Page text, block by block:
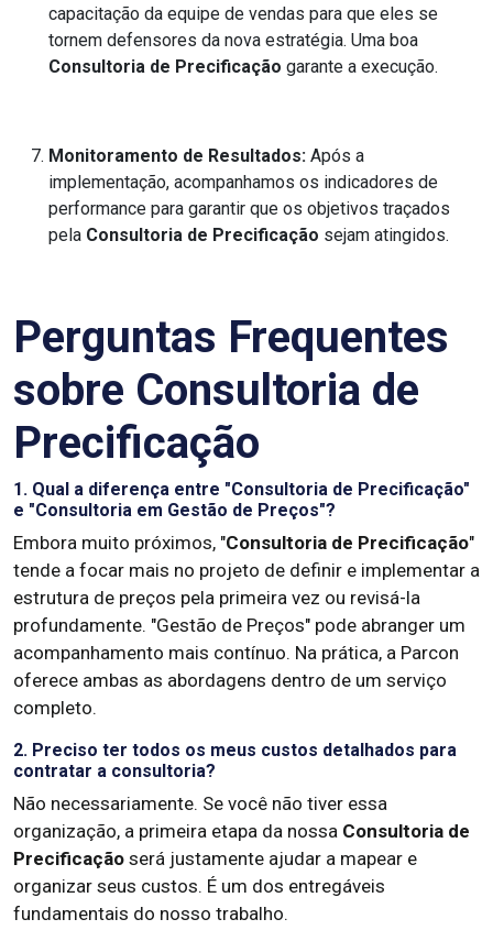
capacitação da equipe de vendas para que eles se
tornem defensores da nova estratégia. Uma boa
Consultoria de Precificação garante a execução.
Monitoramento de Resultados: Após a
implementação, acompanhamos os indicadores de
performance para garantir que os objetivos traçados
pela Consultoria de Precificação sejam atingidos.
Perguntas Frequentes
sobre Consultoria de
Precificação
1. Qual a diferença entre "Consultoria de Precificação"
e "Consultoria em Gestão de Preços"?
Embora muito próximos, "Consultoria de Precificação"
tende a focar mais no projeto de definir e implementar a
estrutura de preços pela primeira vez ou revisá-la
profundamente. "Gestão de Preços" pode abranger um
acompanhamento mais contínuo. Na prática, a Parcon
oferece ambas as abordagens dentro de um serviço
completo.
2. Preciso ter todos os meus custos detalhados para
contratar a consultoria?
Não necessariamente. Se você não tiver essa
organização, a primeira etapa da nossa Consultoria de
Precificação será justamente ajudar a mapear e
organizar seus custos. É um dos entregáveis
fundamentais do nosso trabalho.